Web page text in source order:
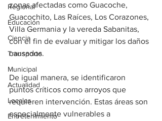
Regional
Educación
Ciencia
Transporte
Municipal
Actualidad
Locales
Entretenimiento
zonas afectadas como Guacoche,
Guacochito, Las Raíces, Los Corazones,
Villa Germania y la vereda Sabanitas,
con el fin de evaluar y mitigar los daños
causados.
De igual manera, se identificaron
puntos críticos como arroyos que
requieren intervención. Estas áreas son
especialmente vulnerables a